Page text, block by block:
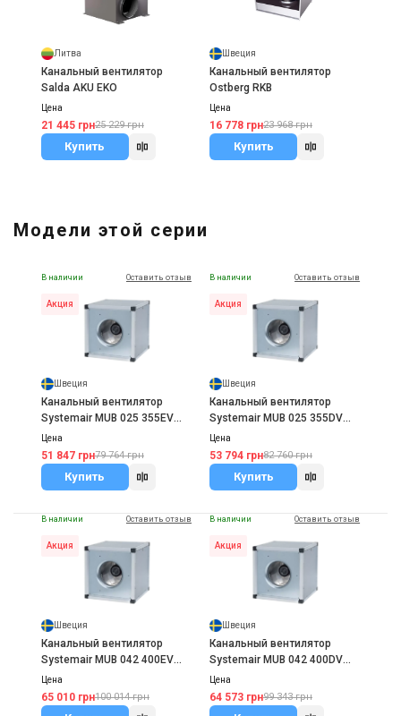
Литва
Канальный вентилятор
Salda AKU EKO
Цена
21 445 грн25 229 грн
Купить
Швеция
Канальный вентилятор
Ostberg RKB
Цена
16 778 грн23 968 грн
Купить
Модели этой серии
В наличии Оставить отзыв
Акция
Швеция
Канальный вентилятор
Systemair MUB 025 355EV
sileo Multibox
Цена
51 847 грн79 764 грн
Купить
В наличии Оставить отзыв
Акция
Швеция
Канальный вентилятор
Systemair MUB 025 355DV
sileo
Цена
53 794 грн82 760 грн
Купить
В наличии Оставить отзыв
Акция
Швеция
Канальный вентилятор
Systemair MUB 042 400EV
sileo Multibox
Цена
65 010 грн100 014 грн
В наличии Оставить отзыв
Акция
Швеция
Канальный вентилятор
Systemair MUB 042 400DV
sileo
Цена
64 573 грн99 343 грн